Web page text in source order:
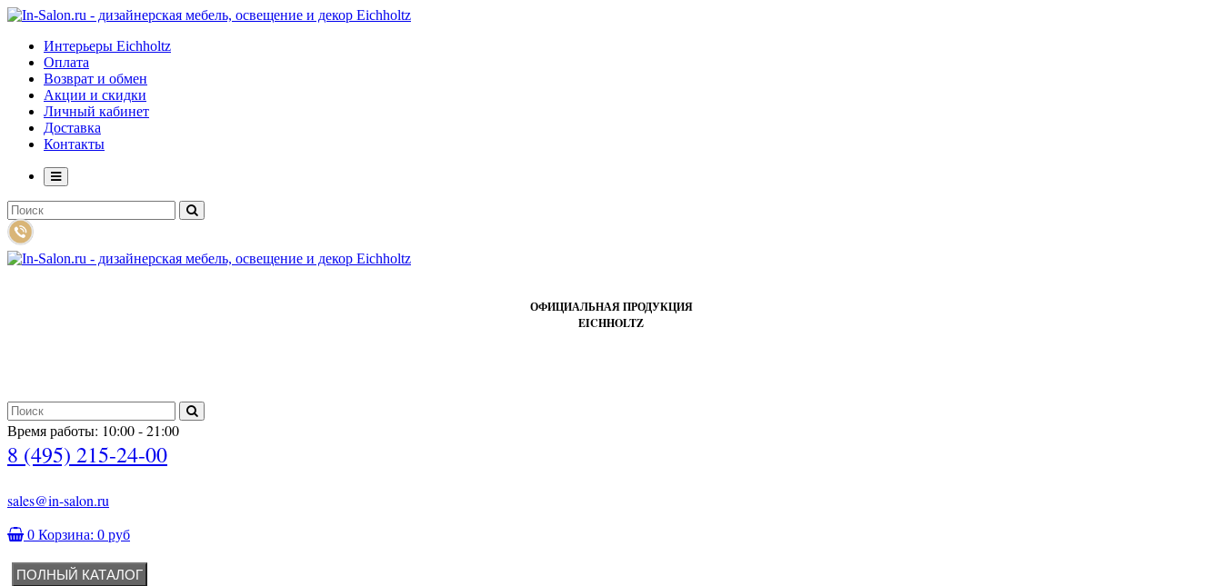
Интерьеры Eichholtz
Оплата
Возврат и обмен
Акции и скидки
Личный кабинет
Доставка
Контакты
ОФИЦИАЛЬНАЯ ПРОДУКЦИЯ
EICHHOLTZ
Время работы: 10:00 - 21:00
8 (495) 215-24-00
sales@in-salon.ru
0 Корзина: 0 руб
ПОЛНЫЙ КАТАЛОГ